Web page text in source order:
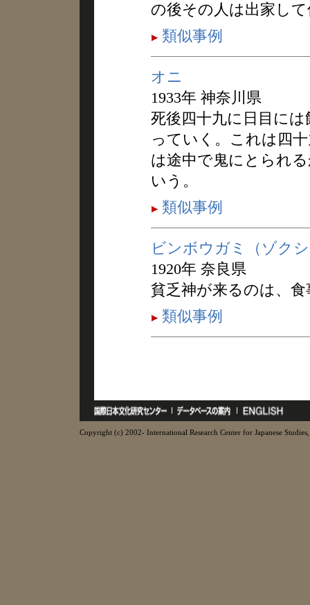
の後その人は出家し
類似事例
オニ
1933年 神奈川県
死後四十九に日目に
っていく。これは四
は途中で鬼にとられ
いう。
類似事例
ビンボウガミ（ゾク
1920年 奈良県
貧乏神が来るのは、
類似事例
Copyright (c) 2002- International Research Center for Japanese